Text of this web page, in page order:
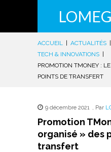
ACCUEIL ACTUALITÉS
TECH & INNOVATIONS
PROMOTION TMONEY :
POINTS DE TRANSFERT
9 décembre 2021 , Par
Promotion
organisé » des
transfert